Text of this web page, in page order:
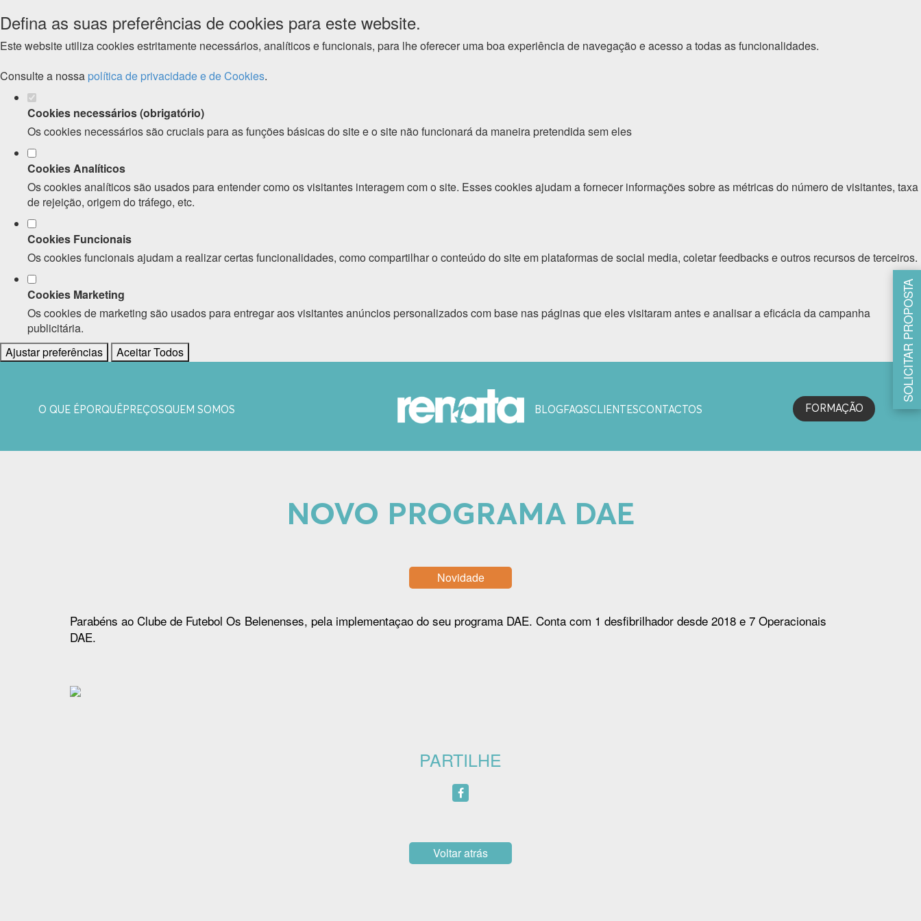
Defina as suas preferências de cookies para este website.
Este website utiliza cookies estritamente necessários, analíticos e funcionais, para lhe oferecer uma boa experiência de navegação e acesso a todas as funcionalidades.
Consulte a nossa política de privacidade e de Cookies.
Cookies necessários (obrigatório)
Os cookies necessários são cruciais para as funções básicas do site e o site não funcionará da maneira pretendida sem eles
Cookies Analíticos
Os cookies analíticos são usados para entender como os visitantes interagem com o site. Esses cookies ajudam a fornecer informações sobre as métricas do número de visitantes, taxa
de rejeição, origem do tráfego, etc.
Cookies Funcionais
Os cookies funcionais ajudam a realizar certas funcionalidades, como compartilhar o conteúdo do site em plataformas de social media, coletar feedbacks e outros recursos de terceiros.
Cookies Marketing
Os cookies de marketing são usados para entregar aos visitantes anúncios personalizados com base nas páginas que eles visitaram antes e analisar a eficácia da campanha
publicitária.
Ajustar preferências
Aceitar Todos SOLICITAR PROPOSTA
O QUE É PORQUÊ PREÇOSQUEM SOMOS BLOG FAQSCLIENTESCONTACTOS FORMAÇÃO
NOVO PROGRAMA DAE
Novidade
Parabéns ao Clube de Futebol Os Belenenses, pela implementaçao do seu programa DAE. Conta com 1 desfibrilhador desde 2018 e 7 Operacionais
DAE.
PARTILHE
Voltar atrás